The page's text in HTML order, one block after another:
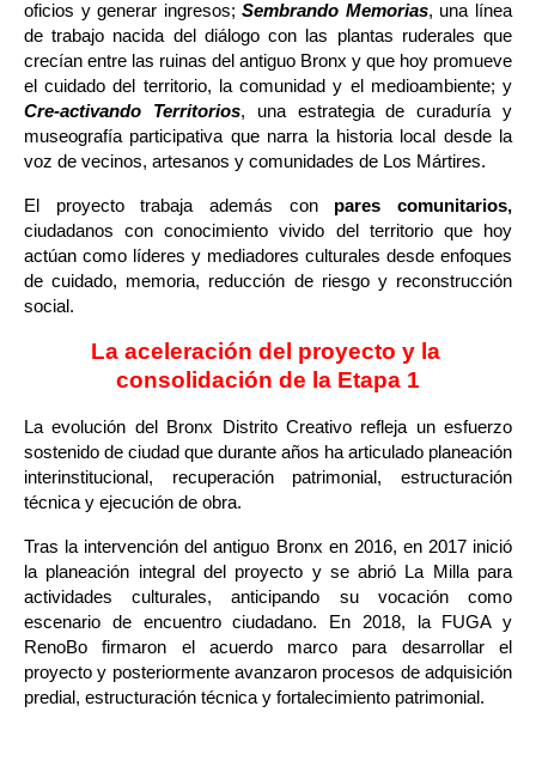
oficios y generar ingresos; Sembrando Memorias, una línea
de trabajo nacida del diálogo con las plantas ruderales que
crecían entre las ruinas del antiguo Bronx y que hoy promueve
Cre-activando Territorios, una estrategia de curaduría y
museografía participativa que narra la historia local desde la
voz de vecinos, artesanos y comunidades de Los Mártires.
El proyecto trabaja además con
ciudadanos con conocimiento vivido del territorio que hoy
actúan como líderes y mediadores culturales desde enfoques
de cuidado, memoria, reducción de riesgo y reconstrucción
social.
La aceleración del proyecto y la
consolidación de la Etapa 1
La evolución del Bronx Distrito Creativo refleja un esfuerzo
sostenido de ciudad que durante años ha articulado planeación
interinstitucional, recuperación patrimonial, estructuración
técnica y ejecución de obra.
Tras la intervención del antiguo Bronx en 2016, en 2017 inició
la planeación integral del proyecto y se abrió La Milla para
actividades culturales, anticipando su vocación como
escenario de encuentro ciudadano. En 2018, la FUGA y
RenoBo firmaron el acuerdo marco para desarrollar el
proyecto y posteriormente avanzaron procesos de adquisición
predial, estructuración técnica y fortalecimiento patrimonial.